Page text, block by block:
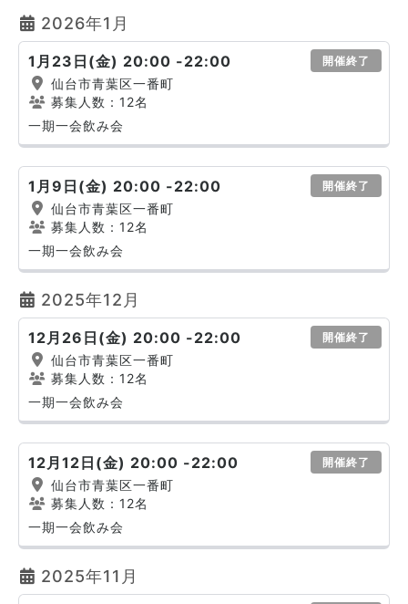
2026年1月
1月23日(金) 20:00 -22:00 開催終了
仙台市青葉区一番町
募集人数：12名
一期一会飲み会
1月9日(金) 20:00 -22:00 開催終了
仙台市青葉区一番町
募集人数：12名
一期一会飲み会
2025年12月
12月26日(金) 20:00 -22:00 開催終了
仙台市青葉区一番町
募集人数：12名
一期一会飲み会
12月12日(金) 20:00 -22:00 開催終了
仙台市青葉区一番町
募集人数：12名
一期一会飲み会
2025年11月